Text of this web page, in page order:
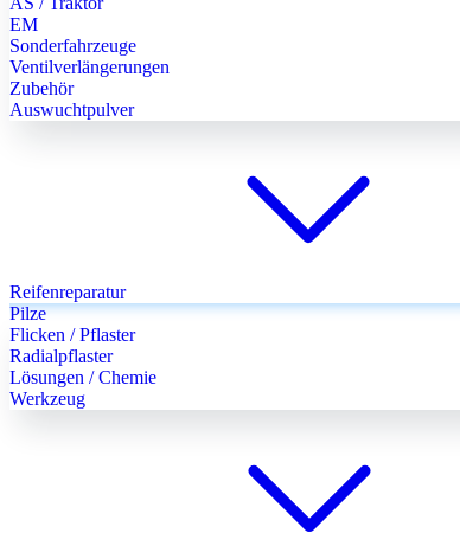
EM
Sonderfahrzeuge
Ventilverlängerungen
Zubehör
Auswuchtpulver
Reifenreparatur
Pilze
Flicken / Pflaster
Radialpflaster
Lösungen / Chemie
Werkzeug